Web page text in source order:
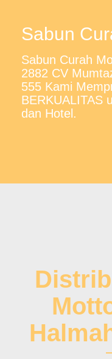
Sabun
Sabun Curah
2882 CV
555 Kami
BERKUALITAS
dan Hotel.